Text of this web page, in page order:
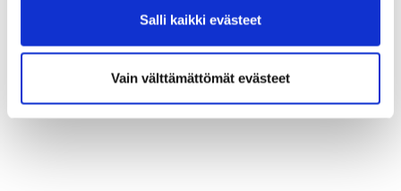
Salli kaikki evästeet
Vain välttämättömät evästeet